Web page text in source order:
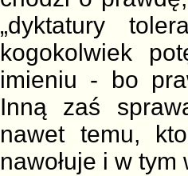
„dyktatury
kogokolwiek
imieniu - bo
Inną zaś
nawet temu,
nawołuje i w